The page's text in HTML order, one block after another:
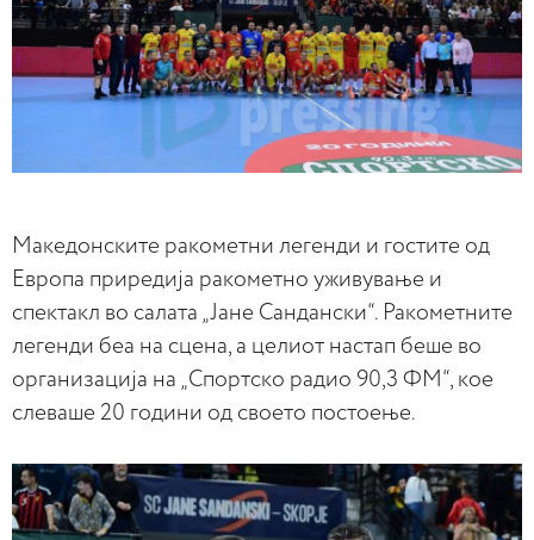
Македонските ракометни легенди и гостите од
Европа приредија ракометно уживување и
спектакл во салата „Јане Сандански“. Ракометните
легенди беа на сцена, а целиот настап беше во
организација на „Спортско радио 90,3 ФМ“, кое
слеваше 20 години од своето постоење.